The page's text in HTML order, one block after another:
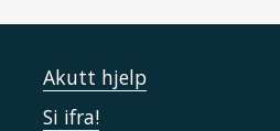
Akutt hjelp
Si ifra!